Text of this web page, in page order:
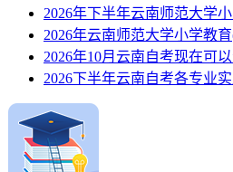
2026年下半年云南师范大学
2026年云南师范大学小学教
2026年10月云南自考现在可
2026下半年云南自考各专业